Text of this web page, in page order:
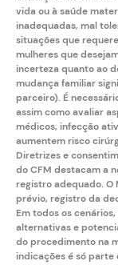
vida ou à saúde
inadequadas, mal
situações que
mulheres que
incerteza quanto ao
mudança familiar
parceiro). É
assim como avaliar
médicos, infecção
aumentem risco
Diretrizes e
doCFM destacam a
registro adequado. O
prévio, registro da
Em todos os
alternativas e
do procedimento na
indicações é só parte